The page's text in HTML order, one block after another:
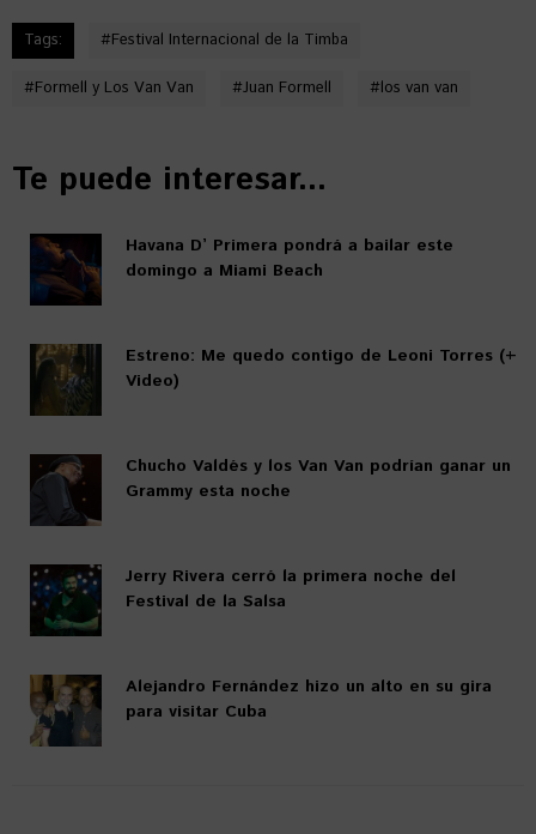
Tags: #Festival Internacional de la Timba
#Formell y Los Van Van #Juan Formell #los van van
Te puede interesar...
Havana D’ Primera pondrá a bailar este
domingo a Miami Beach
Estreno: Me quedo contigo de Leoni Torres (+
Video)
Chucho Valdés y los Van Van podrían ganar un
Grammy esta noche
Jerry Rivera cerró la primera noche del
Festival de la Salsa
Alejandro Fernández hizo un alto en su gira
para visitar Cuba